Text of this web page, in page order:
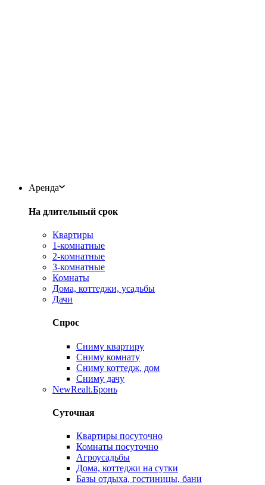
Аренда
На длительный срок
Квартиры
1-комнатные
2-комнатные
3-комнатные
Комнаты
Дома, коттеджи, усадьбы
Дачи
Спрос
Сниму квартиру
Сниму комнату
Сниму коттедж, дом
Сниму дачу
NewRealt.Бронь
Суточная
Квартиры посуточно
Комнаты посуточно
Агроусадьбы
Дома, коттеджи на сутки
Базы отдыха, гостиницы, бани